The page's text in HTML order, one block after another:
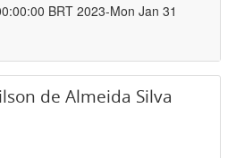
BRT 2023-Mon Jan 31
de Almeida Silva